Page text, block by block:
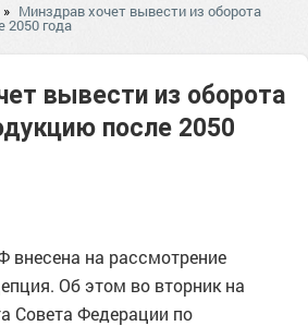
» Минздрав хочет вывести из оборота
2050 года
вывести из оборота
после 2050
внесена на рассмотрение
Об этом во вторник на
Совета Федерации по